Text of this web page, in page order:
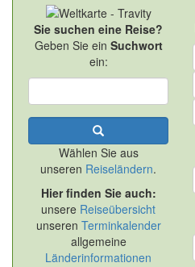
Sie suchen eine Reise?
Geben Sie ein Suchwort
ein:
Wählen Sie aus
unseren Reiseländern.
Hier finden Sie auch:
unsere Reiseübersicht
unseren Terminkalender
allgemeine
Länderinformationen